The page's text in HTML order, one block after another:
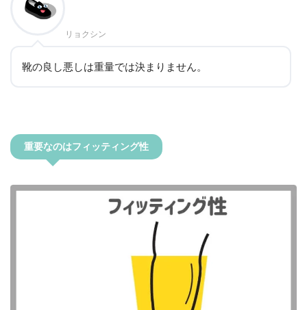
リョクシン
靴の良し悪しは重量では決まりません。
重要なのはフィッティング性